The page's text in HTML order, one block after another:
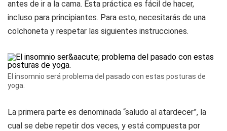
antes de ir a la cama. Esta práctica es fácil de hacer,
incluso para principiantes. Para esto, necesitarás de una
colchoneta y respetar las siguientes instrucciones.
El insomnio será problema del pasado con estas posturas de
yoga.
La primera parte es denominada “saludo al atardecer”, la
cual se debe repetir dos veces, y está compuesta por